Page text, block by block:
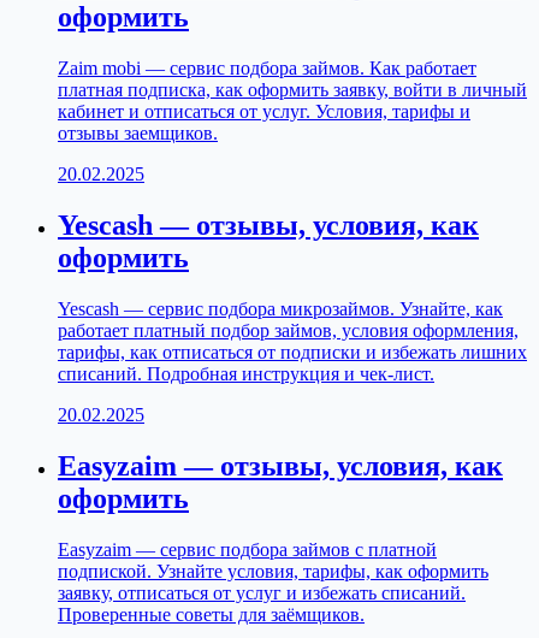
оформить
Zaim mobi — сервис подбора займов. Как работает
платная подписка, как оформить заявку, войти в личный
кабинет и отписаться от услуг. Условия, тарифы и
отзывы заемщиков.
20.02.2025
Yescash — отзывы, условия, как
оформить
Yescash — сервис подбора микрозаймов. Узнайте, как
работает платный подбор займов, условия оформления,
тарифы, как отписаться от подписки и избежать лишних
списаний. Подробная инструкция и чек-лист.
20.02.2025
Easyzaim — отзывы, условия, как
оформить
Easyzaim — сервис подбора займов с платной
подпиской. Узнайте условия, тарифы, как оформить
заявку, отписаться от услуг и избежать списаний.
Проверенные советы для заёмщиков.